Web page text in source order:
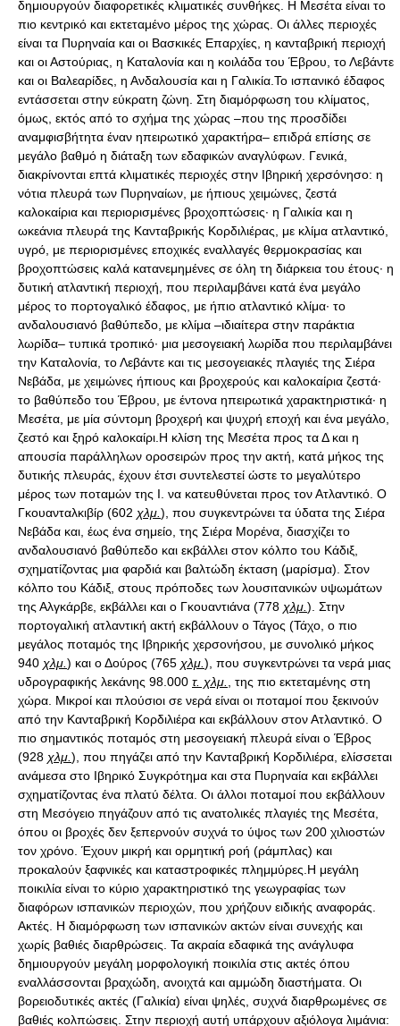
χλμ. ), που συγκεντρώνει τα ύδατα της Σιέρα
Νεβάδα και, έως ένα σημείο, της Σιέρα Μορένα, διασχίζει το
ανδαλουσιανό βαθύπεδο και εκβάλλει στον κόλπο του Κάδιξ,
σχηματίζοντας μια φαρδιά και βαλτώδη έκταση (μαρίσμα). Στον
κόλπο του Κάδιξ, στους πρόποδες των λουσιτανικών υψωμάτων
της Αλγκάρβε, εκβάλλει και ο Γκουαντιάνα (778 χλμ. ). Στην
πορτογαλική ατλαντική ακτή εκβάλλουν ο Τάγος (Τάχο, ο πιο
μεγάλος ποταμός της Ιβηρικής χερσονήσου, με συνολικό μήκος
940 χλμ. ) και ο Δούρος (765 χλμ. ), που συγκεντρώνει τα νερά μιας
υδρογραφικής λεκάνης 98.000 τ. χλμ.
, της πιο εκτεταμένης στη
χώρα. Μικροί και πλούσιοι σε νερά είναι οι ποταμοί που ξεκινούν
από την Κανταβρική Κορδιλιέρα και εκβάλλουν στον Ατλαντικό. Ο
πιο σημαντικός ποταμός στη μεσογειακή πλευρά είναι ο Έβρος
(928 χλμ. ), που πηγάζει από την Κανταβρική Κορδιλιέρα, ελίσσεται
ανάμεσα στο Ιβηρικό Συγκρότημα και στα Πυρηναία και εκβάλλει
σχηματίζοντας ένα πλατύ δέλτα. Οι άλλοι ποταμοί που εκβάλλουν
στη Μεσόγειο πηγάζουν από τις ανατολικές πλαγιές της Μεσέτα,
όπου οι βροχές δεν ξεπερνούν συχνά το ύψος των 200 χιλιοστών
τον χρόνο. Έχουν μικρή και ορμητική ροή (ράμπλας) και
προκαλούν ξαφνικές και καταστροφικές πλημμύρες.Η μεγάλη
ποικιλία είναι το κύριο χαρακτηριστικό της γεωγραφίας των
διαφόρων ισπανικών περιοχών, που χρήζουν ειδικής αναφοράς.
Ακτές. Η διαμόρφωση των ισπανικών ακτών είναι συνεχής και
χωρίς βαθιές διαρθρώσεις. Τα ακραία εδαφικά της ανάγλυφα
δημιουργούν μεγάλη μορφολογική ποικιλία στις ακτές όπου
εναλλάσσονται βραχώδη, ανοιχτά και αμμώδη διαστήματα. Οι
βορειοδυτικές ακτές (Γαλικία) είναι ψηλές, συχνά διαρθρωμένες σε
βαθιές κολπώσεις. Στην περιοχή αυτή υπάρχουν αξιόλογα λιμάνια: